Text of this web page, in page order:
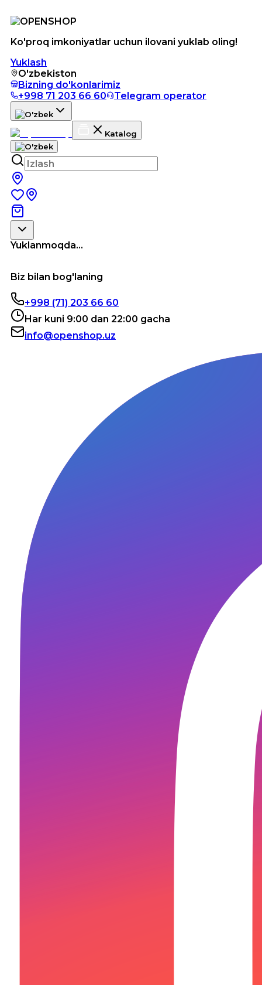
Ko'proq imkoniyatlar uchun ilovani yuklab oling!
Yuklash
O'zbekiston
Bizning do'konlarimiz
+998 71 203 66 60
Telegram operator
Katalog
Yuklanmoqda...
Biz bilan bog'laning
+998 (71) 203 66 60
Har kuni 9:00 dan 22:00 gacha
info@openshop.uz